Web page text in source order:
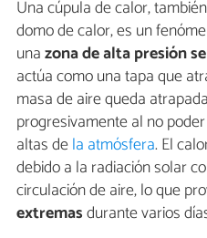
Una cúpula de calor,
domo de calor, es un
unazona de alta presión
actúa como una tapa que
masa de aire queda
progresivamente al no
altas dela atmósfera. El
debido a la radiación solar
circulación de aire, lo que
extremasdurante varios